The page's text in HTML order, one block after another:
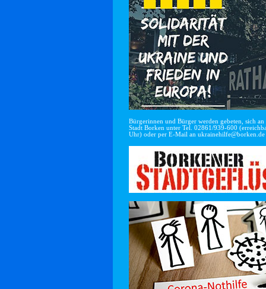
Bürgerinnen und Bürger werden gebeten, sich
Stadt Borken unter Tel. 02861/939-600
Uhr) oder per E-Mail an ukrainehilfe@borken.de